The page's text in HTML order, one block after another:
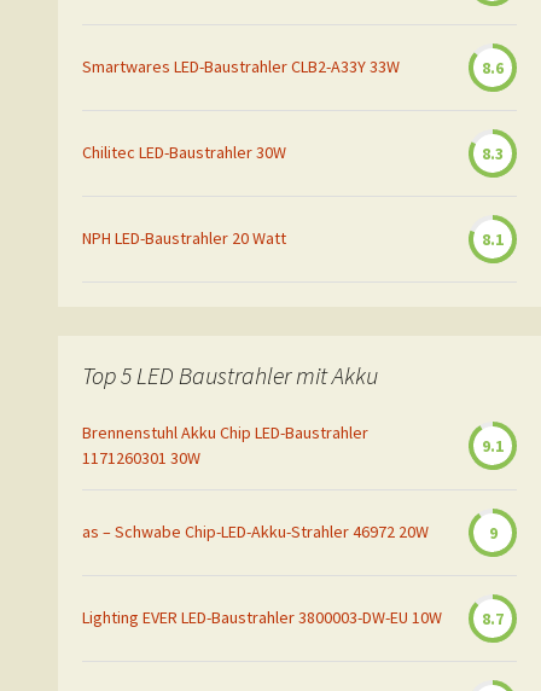
Smartwares LED-Baustrahler CLB2-A33Y 33W 8.6
Chilitec LED-Baustrahler 30W 8.3
NPH LED-Baustrahler 20 Watt 8.1
Top 5 LED Baustrahler mit Akku
Brennenstuhl Akku Chip LED-Baustrahler
1171260301 30W
9.1
as – Schwabe Chip-LED-Akku-Strahler 46972 20W 9
Lighting EVER LED-Baustrahler 3800003-DW-EU 10W 8.7